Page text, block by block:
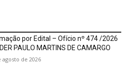
por Edital – Ofício nº 474 /2026
PAULO MARTINS DE CAMARGO
agosto de 2026